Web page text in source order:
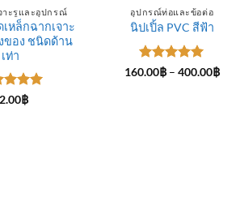
าะรูและอุปกรณ์
หล็กฉากเจาะ
ของ ชนิดด้าน
เท่า
ะแนน
฿
อุปกรณ์ท่อและข้อต่อ
นิปเปิ้ล PVC สีฟ้า
ให้คะแนน
160.00฿ – 400.00฿Price